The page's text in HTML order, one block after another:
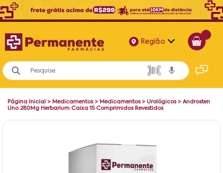
Região
Alagoas
Bahia
Paraíba
Página Inicial > Medicamentos> Medicamentos> Urológicos> Androsten
Uno 280Mg Herbarium Caixa 15 Comprimidos Revestidos